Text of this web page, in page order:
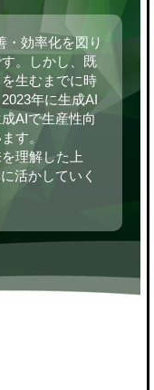
・効率化を図り
。しかし、既
生むまでに時
年に生成AI
AIで生産性向
す。
理解した上
活かしていく